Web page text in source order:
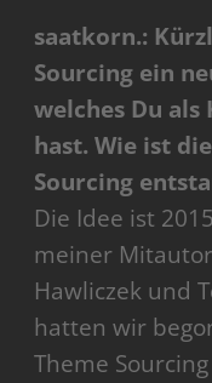
saatkorn.:
Sourcing ein
welches Du
hast. Wie ist
Sourcing
Die Idee ist
meiner
Hawliczek und
hatten wir
Theme